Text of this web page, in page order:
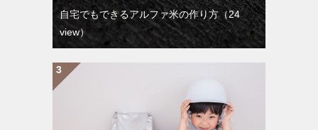
自宅でもできるアルファ米の作り方（24
view）